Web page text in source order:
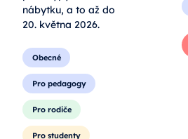
nábytku, a to až do
20. května 2026.
Obecné
Pro pedagogy
Pro rodiče